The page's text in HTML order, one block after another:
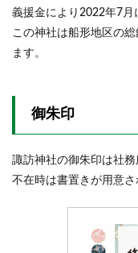
義援金により2022年7月
この神社は船形地区の
ます。
御朱印
諏訪神社の御朱印は社
不在時は書置きが用意さ